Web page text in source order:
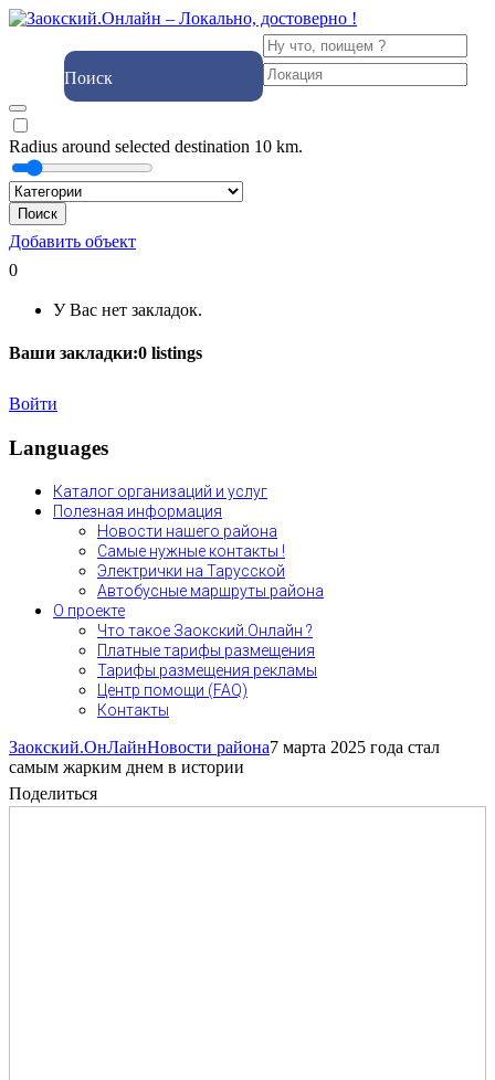
Поиск
Radius around selected destination 10 km.
Поиск
Добавить объект
0
У Вас нет закладок.
Ваши закладки:0 listings
Войти
Languages
Каталог организаций и услуг
Полезная информация
Новости нашего района
Самые нужные контакты !
Электрички на Тарусской
Автобусные маршруты района
О проекте
Что такое Заокский.Онлайн ?
Платные тарифы размещения
Тарифы размещения рекламы
Центр помощи (FAQ)
Контакты
Заокский.ОнЛайнНовости района7 марта 2025 года стал
самым жарким днем в истории
Поделиться